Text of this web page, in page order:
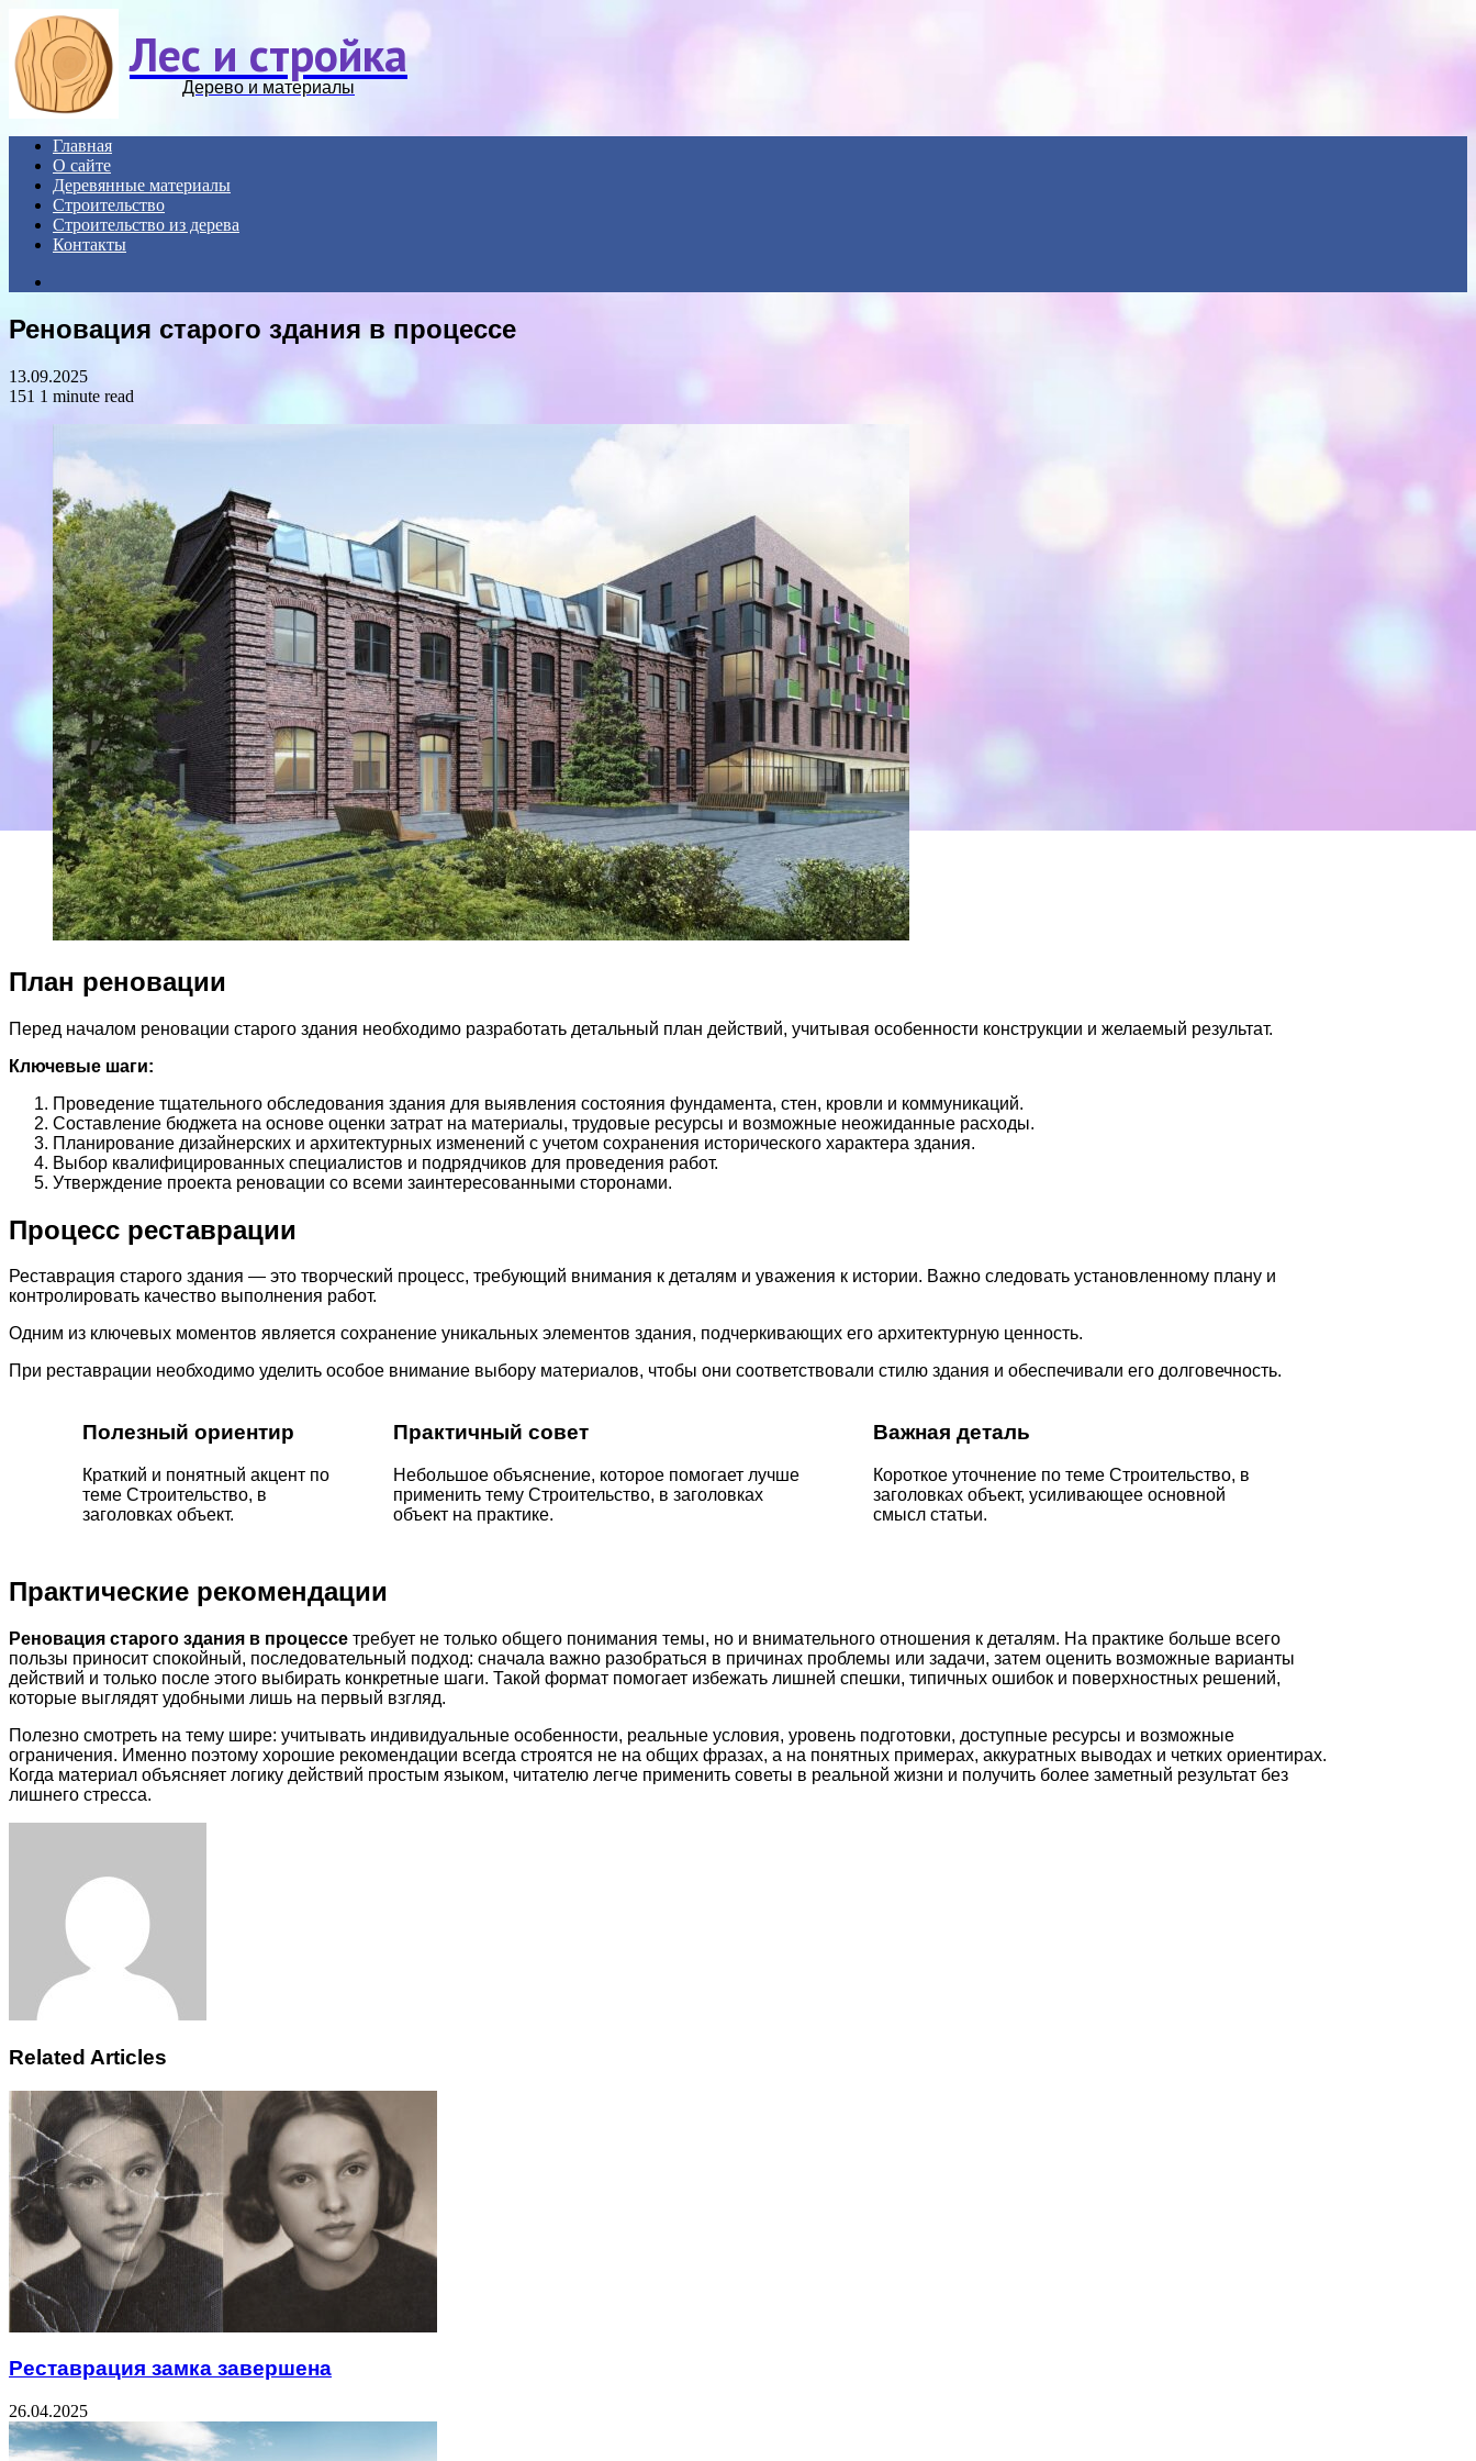
Лес и стройка
Дерево и материалы
Главная
О сайте
Деревянные материалы
Строительство
Строительство из дерева
Контакты
Реновация старого здания в процессе
13.09.2025
151 1 minute read
План реновации
Перед началом реновации старого здания необходимо разработать детальный план действий, учитывая особенности конструкции и желаемый результат.
Ключевые шаги:
Проведение тщательного обследования здания для выявления состояния фундамента, стен, кровли и коммуникаций.
Составление бюджета на основе оценки затрат на материалы, трудовые ресурсы и возможные неожиданные расходы.
Планирование дизайнерских и архитектурных изменений с учетом сохранения исторического характера здания.
Выбор квалифицированных специалистов и подрядчиков для проведения работ.
Утверждение проекта реновации со всеми заинтересованными сторонами.
Процесс реставрации
Реставрация старого здания — это творческий процесс, требующий внимания к деталям и уважения к истории. Важно следовать установленному плану и
контролировать качество выполнения работ.
Одним из ключевых моментов является сохранение уникальных элементов здания, подчеркивающих его архитектурную ценность.
При реставрации необходимо уделить особое внимание выбору материалов, чтобы они соответствовали стилю здания и обеспечивали его долговечность.
Полезный ориентир
Краткий и понятный акцент по
теме Строительство, в
заголовках объект.
Практичный совет
Небольшое объяснение, которое помогает лучше
применить тему Строительство, в заголовках
объект на практике.
Важная деталь
Короткое уточнение по теме Строительство, в
заголовках объект, усиливающее основной
смысл статьи.
Практические рекомендации
Реновация старого здания в процессе требует не только общего понимания темы, но и внимательного отношения к деталям. На практике больше всего
пользы приносит спокойный, последовательный подход: сначала важно разобраться в причинах проблемы или задачи, затем оценить возможные варианты
действий и только после этого выбирать конкретные шаги. Такой формат помогает избежать лишней спешки, типичных ошибок и поверхностных решений,
которые выглядят удобными лишь на первый взгляд.
Полезно смотреть на тему шире: учитывать индивидуальные особенности, реальные условия, уровень подготовки, доступные ресурсы и возможные
ограничения. Именно поэтому хорошие рекомендации всегда строятся не на общих фразах, а на понятных примерах, аккуратных выводах и четких ориентирах.
Когда материал объясняет логику действий простым языком, читателю легче применить советы в реальной жизни и получить более заметный результат без
лишнего стресса.
Related Articles
Реставрация замка завершена
26.04.2025